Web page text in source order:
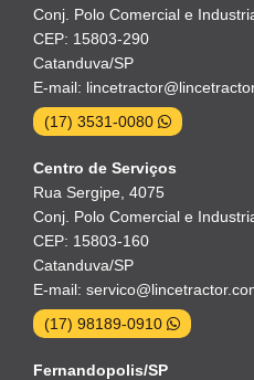
Conj. Polo Comercial e
CEP: 15803-290
Catanduva/SP
E-mail:
(17) 3531-0080
Centro de Serviços
Rua Sergipe, 4075
Conj. Polo Comercial e
CEP: 15803-160
Catanduva/SP
E-mail:
(17) 98189-0910
Fernandopolis/SP